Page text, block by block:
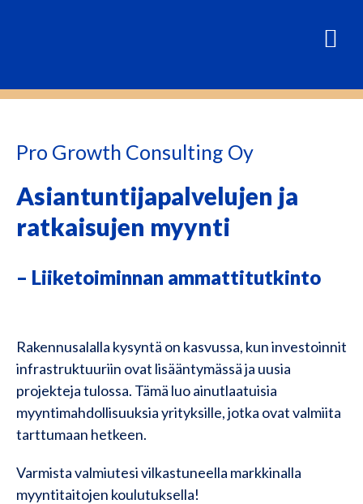
Pro Growth Consulting Oy
Asiantuntijapalvelujen ja
ratkaisujen myynti
– Liiketoiminnan ammattitutkinto
Rakennusalalla kysyntä on kasvussa, kun investoinnit
infrastruktuuriin ovat lisääntymässä ja uusia
projekteja tulossa. Tämä luo ainutlaatuisia
myyntimahdollisuuksia yrityksille, jotka ovat valmiita
tarttumaan hetkeen.
Varmista valmiutesi vilkastuneella markkinalla
myyntitaitojen koulutuksella!